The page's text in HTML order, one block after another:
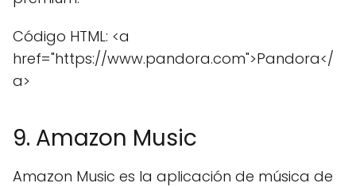
Código HTML: <a
href="https://www.pandora.com">Pandora</
a>
9. Amazon Music
Amazon Music es la aplicación de música de